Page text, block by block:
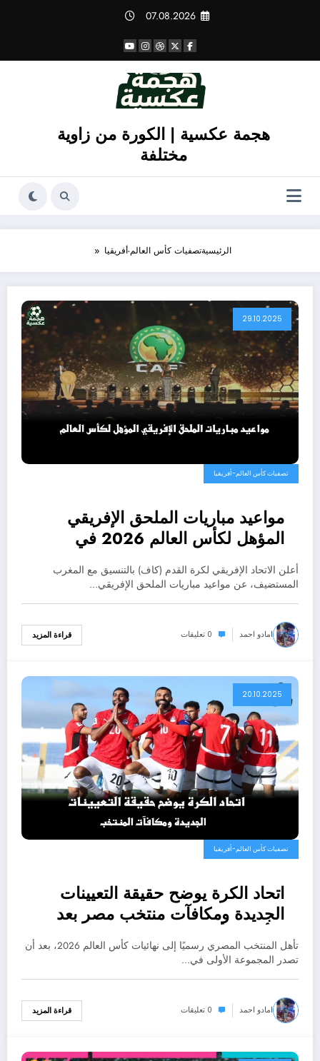
07.08.2026
هجمة عكسية | الكورة من زاوية
مختلفة
الرئيسيةتصفيات كأس العالم-أفريقيا
29.10.2025
تصفيات كأس العالم-أفريقيا
مواعيد مباريات الملحق الإفريقي
المؤهل لكأس العالم 2026 في
صدام ناري لحسم بطاقة التأهل
الأخيرة
أعلن الاتحاد الإفريقي لكرة القدم (كاف) بالتنسيق مع المغرب
المستضيف، عن مواعيد مباريات الملحق الإفريقي…
امادو احمد 0 تعليقات قراءة المزيد
20.10.2025
تصفيات كأس العالم-أفريقيا
اتحاد الكرة يوضح حقيقة التعيينات
الجديدة ومكافآت منتخب مصر بعد
تأهل المنتخب المصري رسميًا إلى نهائيات كأس العالم 2026، بعد أن
تصدر المجموعة الأولى في…
امادو احمد 0 تعليقات قراءة المزيد